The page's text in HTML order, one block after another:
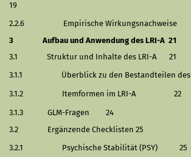
19
2.2.6
Empirische Wirkungsnachweise
3
Aufbau und Anwendung des LRI-A 21
3.1
Struktur und Inhalte des LRI-A
21
3.1.1
Überblick zu den Bestandteilen des
3.1.2 Itemformen im LRI-A 22
3.1.3 GLM-Fragen
24
3.2
Ergänzende Checklisten 25
3.2.1
Psychische Stabilität (PSY) 25